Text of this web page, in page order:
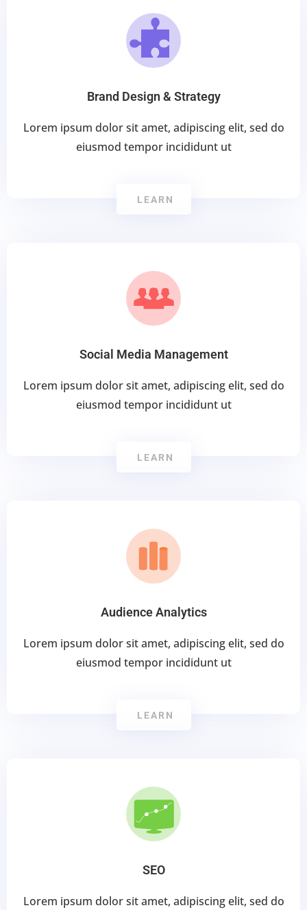
Brand Design & Strategy
Lorem ipsum dolor sit amet, adipiscing elit, sed do
eiusmod tempor incididunt ut
LEARN
Social Media Management
Lorem ipsum dolor sit amet, adipiscing elit, sed do
eiusmod tempor incididunt ut
LEARN
Audience Analytics
Lorem ipsum dolor sit amet, adipiscing elit, sed do
eiusmod tempor incididunt ut
LEARN
SEO
Lorem ipsum dolor sit amet, adipiscing elit, sed do